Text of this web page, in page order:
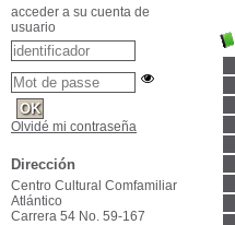
acceder a su cuenta de
usuario
Olvidé mi contraseña
Dirección
Centro Cultural Comfamiliar
Atlántico
Carrera 54 No. 59-167